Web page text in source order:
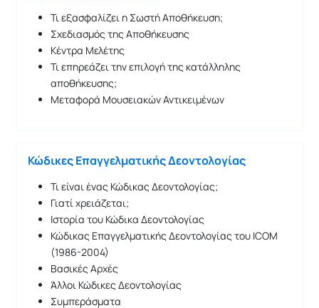
Τι εξασφαλίζει η Σωστή Αποθήκευση;
Σχεδιασμός της Αποθήκευσης
Κέντρα Μελέτης
Τι επηρεάζει την επιλογή της κατάλληλης
αποθήκευσης;
Μεταφορά Μουσειακών Αντικειμένων
Κώδικες Επαγγελματικής Δεοντολογίας
Τι είναι ένας Κώδικας Δεοντολογίας;
Γιατί χρειάζεται;
Ιστορία του Κώδικα Δεοντολογίας
Κώδικας Επαγγελματικής Δεοντολογίας του ICOM
(1986-2004)
Βασικές Αρχές
Άλλοι Κώδικες Δεοντολογίας
Συμπεράσματα